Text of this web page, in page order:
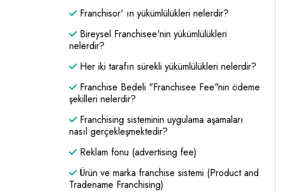
Franchisor' ın yükümlülükleri nelerdir?
Bireysel Franchisee'nin yükümlülükleri
nelerdir?
Her iki tarafın sürekli yükümlülükleri nelerdir?
Franchise Bedeli "Franchisee Fee"nin ödeme
şekilleri nelerdir?
Franchising sisteminin uygulama aşamaları
nasıl gerçekleşmektedir?
Reklam fonu (advertising fee)
Ürün ve marka franchise sistemi (Product and
Tradename Franchising)